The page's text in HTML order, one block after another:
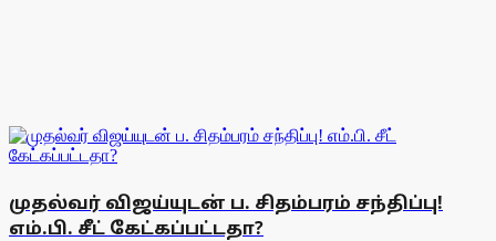
முதல்வர் விஜய்யுடன் ப. சிதம்பரம் சந்திப்பு!
எம்.பி. சீட் கேட்கப்பட்டதா?